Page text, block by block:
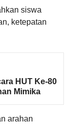
siswa
ketepatan
HUT Ke-80
Mimika
arahan